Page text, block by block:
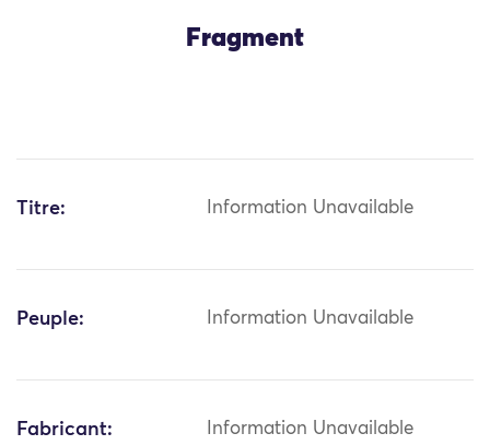
Fragment
Titre: Information Unavailable
Peuple: Information Unavailable
Fabricant: Information Unavailable